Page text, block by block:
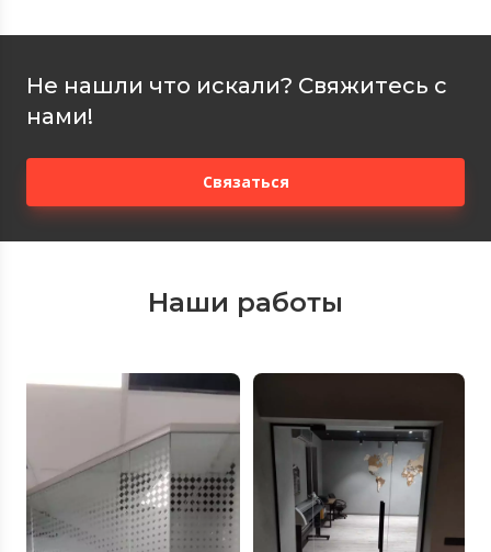
Не нашли что искали? Свяжитесь с
нами!
Связаться
Наши работы